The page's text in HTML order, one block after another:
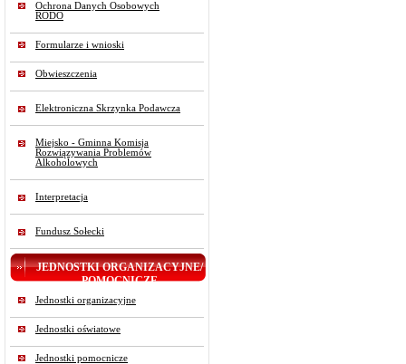
Ochrona Danych Osobowych
RODO
Formularze i wnioski
Obwieszczenia
Elektroniczna Skrzynka Podawcza
Miejsko - Gminna Komisja
Rozwiązywania Problemów
Alkoholowych
Interpretacja
Fundusz Sołecki
JEDNOSTKI ORGANIZACYJNE/
POMOCNICZE
Jednostki organizacyjne
Jednostki oświatowe
Jednostki pomocnicze